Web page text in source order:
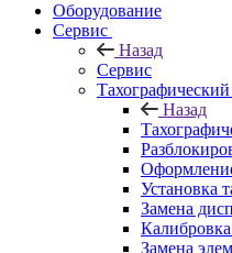
Оборудование
Сервис
Назад
Сервис
Назад
Установка
Замена
Калибровка
Замена